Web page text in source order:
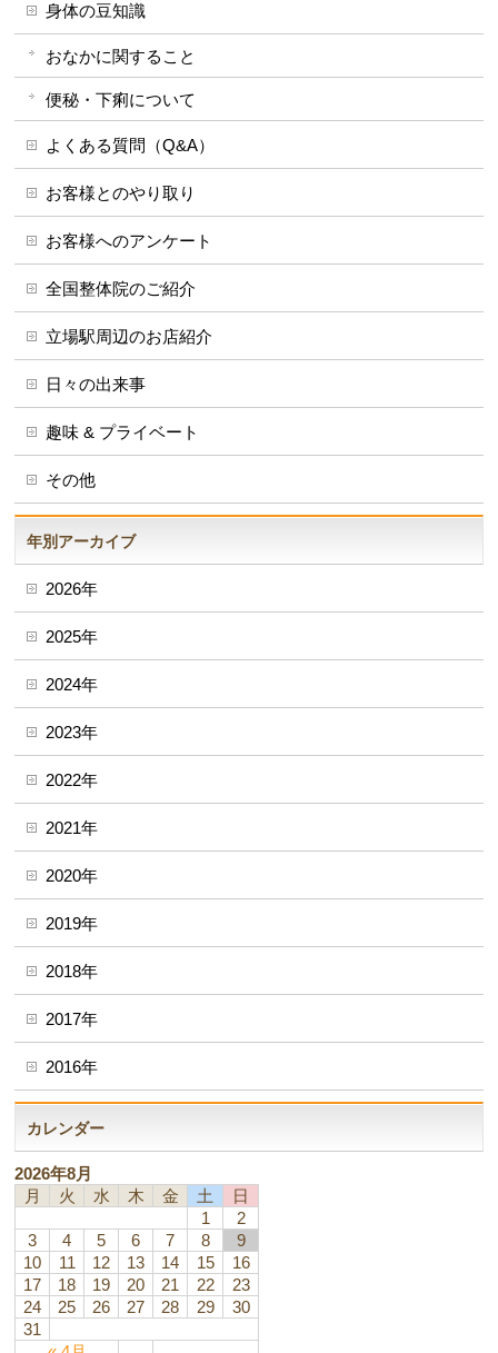
身体の豆知識
おなかに関すること
便秘・下痢について
よくある質問（Q&A）
お客様とのやり取り
お客様へのアンケート
全国整体院のご紹介
立場駅周辺のお店紹介
日々の出来事
趣味 & プライベート
その他
年別アーカイブ
2026年
2025年
2024年
2023年
2022年
2021年
2020年
2019年
2018年
2017年
2016年
カレンダー
2026年8月
月
火 水 木 金 土 日
1
2
3
4 5 6 7 8
9
10
11 12 13 14 15
16
17
18 19 20 21 22
23
24
25 26 27 28 29
30
31